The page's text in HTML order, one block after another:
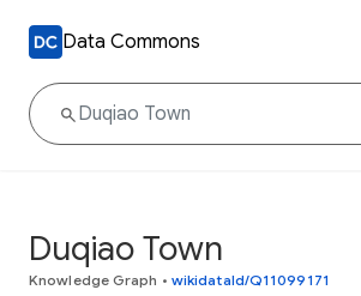
Data Commons
Duqiao Town
Knowledge Graph • wikidataId/Q11099171